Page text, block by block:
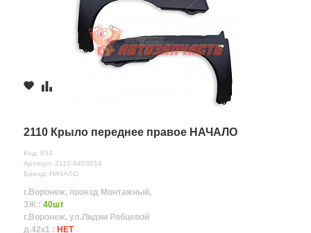
2110 Крыло переднее правое НАЧАЛО
Код: 634
Артикул: 2110-8403014
Бренд: НАЧАЛО
г.Воронеж, проезд Монтажный,
3Ж : 40шт
г.Воронеж, ул.Лидии Рябцевой
д.42к1 : НЕТ